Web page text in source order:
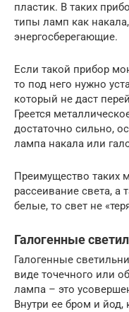
пластик. В таких
типы ламп как
энергосберегающие.
Если такой прибор
то под него нужно
который не даст
Греется
достаточно сильно,
лампа накала или
Преимущество таких
рассеивание света,
белые, то свет не
Галогенные
Галогенные
виде точечного или
лампа – это
Внутри ее бром и